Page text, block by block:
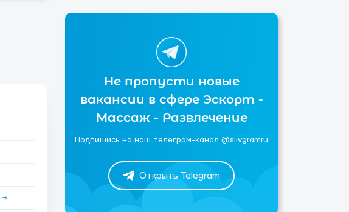
→
Не пропусти новые
вакансии в сфере Эскорт -
Массаж - Развлечение
Подпишись на наш телеграм-канал @slivgramru
Открыть Telegram